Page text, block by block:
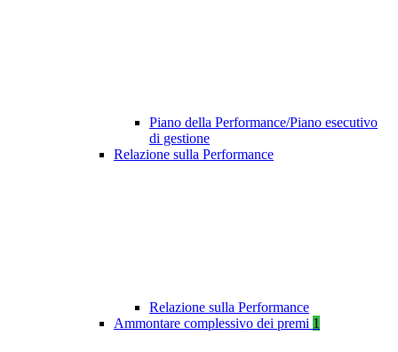
Piano della Performance/Piano esecutivo
di gestione
Relazione sulla Performance
Relazione sulla Performance
Ammontare complessivo dei premi 1